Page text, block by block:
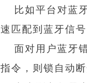
比如平台对蓝
速匹配到蓝牙信号
面对用户蓝牙
指令，则锁自动